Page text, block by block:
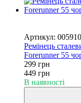
Артикул:
Ремінець
Forerunner 55
299 грн
449 грн
В наявності